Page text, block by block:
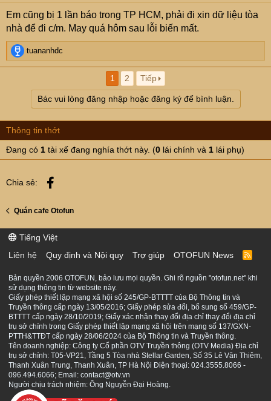
s
:
Em cũng bị 1 lần báo trong TP HCM, phải đi xin dữ liệu tòa
nhà để đi c/m. May quá hôm sau lỗi biến mất.
R
e
s
tuananhdc
1 2 Tiếp
Bác vui lòng đăng nhập hoặc đăng ký để bình luận.
Thông tin thớt
Đang có 1 tài xế đang nghía thớt này. (0 lái chính và 1 lái phụ)
Chia sẻ:
Quán cafe Otofun
Tiếng Việt
Liên hệ
Quy định và Nội quy Trợ giúp OTOFUN News
R
S
Bản quyền 2006 OTOFUN, bảo lưu mọi quyền. Ghi rõ nguồn "otofun.net" khi
sử dụng thông tin từ website này.
Giấy phép thiết lập mạng xã hội số 245/GP-BTTTT của Bộ Thông tin và
Truyền thông cấp ngày 13/05/2016; Giấy phép sửa đổi, bổ sung số 459/GP-
BTTTT cấp ngày 28/10/2019; Giấy xác nhận thay đổi địa chỉ thay đổi địa chỉ
trụ sở chính trong Giấy phép thiết lập mạng xã hội trên mạng số 137/GXN-
PTTH&TTĐT cấp ngày 28/06/2024 của Bộ Thông tin và Truyền thông.
Tên doanh nghiệp: Công ty Cổ phần OTV Truyền thông (OTV Media) Địa chỉ
trụ sở chính: T05-VP21, Tầng 5 Tòa nhà Stellar Garden, Số 35 Lê Văn Thiêm,
Thanh Xuân Trung, Thanh Xuân, TP Hà Nội Điện thoại: 024.3555.8066 -
096.494.6066; Email: contact@otv.vn
Người chịu trách nhiệm: Ông Nguyễn Đại Hoàng.